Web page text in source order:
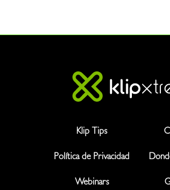
Klip Tips
Política de Privacidad
Webinars